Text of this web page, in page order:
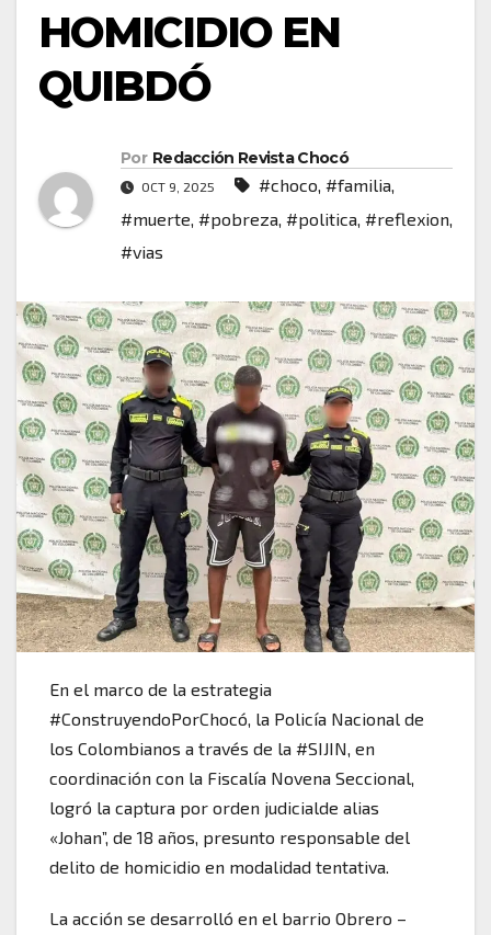
HOMICIDIO EN
QUIBDÓ
Por Redacción Revista Chocó
OCT 9, 2025 #choco, #familia,
#muerte, #pobreza, #politica, #reflexion,
#vias
En el marco de la estrategia
#ConstruyendoPorChocó, la Policía Nacional de
los Colombianos a través de la #SIJIN, en
coordinación con la Fiscalía Novena Seccional,
logró la captura por orden judicialde alias
«Johan”, de 18 años, presunto responsable del
delito de homicidio en modalidad tentativa.
La acción se desarrolló en el barrio Obrero –